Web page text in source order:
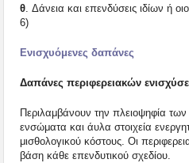
θ. Δάνεια και επενδύσεις ιδίων ή
6)
Ενισχυόμενες δαπάνες
Δαπάνες περιφερειακών
Περιλαμβάνουν την πλειοψηφία
ενσώματα και άυλα στοιχεία
μισθολογικού κόστους. Οι
βάση κάθε επενδυτικού σχεδίου.